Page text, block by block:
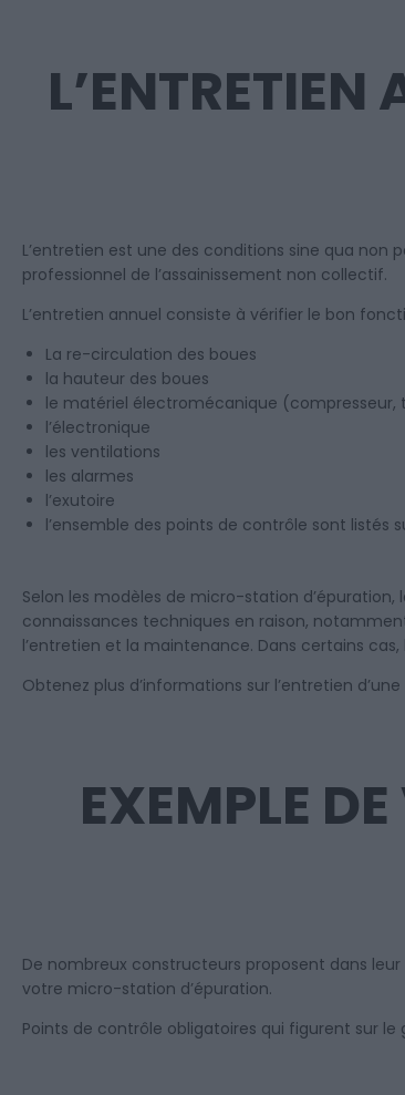
L’entretien est une des conditions sine qua
professionnel de l’assainissement non collectif.
L’entretien annuel consiste à vérifier le bon
La re-circulation des boues
la hauteur des boues
le matériel électromécanique (compresseur,
l’électronique
les ventilations
les alarmes
l’exutoire
l’ensemble des points de contrôle sont listés
Selon les modèles de micro-station
connaissances techniques en raison,
l’entretien et la maintenance. Dans certains
Obtenez plus d’informations sur l’entretien
EXEMPLE
De nombreux constructeurs proposent dans
votre micro-station d’épuration.
Points de contrôle obligatoires qui figurent sur le